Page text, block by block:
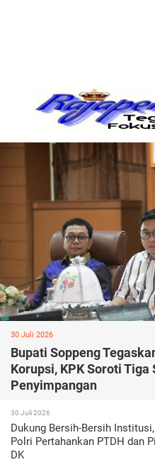
30 Juli 2026
Bupati Soppeng
Korupsi, KPK Soroti Tiga
Penyimpangan
30 Juli 2026
Dukung Bersih-Bersih
Polri Pertahankan PTDH dan
DK